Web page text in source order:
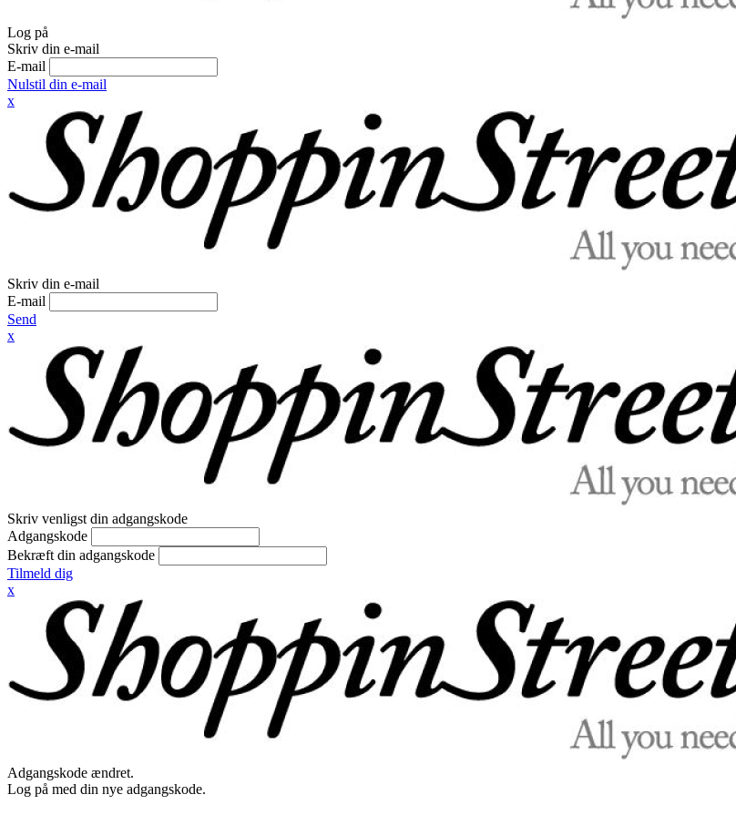
Log på
Skriv din e-mail
E-mail
Nulstil din e-mail
x
Skriv din e-mail
E-mail
Send
x
Skriv venligst din adgangskode
Adgangskode
Bekræft din adgangskode
Tilmeld dig
x
Adgangskode ændret.
Log på med din nye adgangskode.